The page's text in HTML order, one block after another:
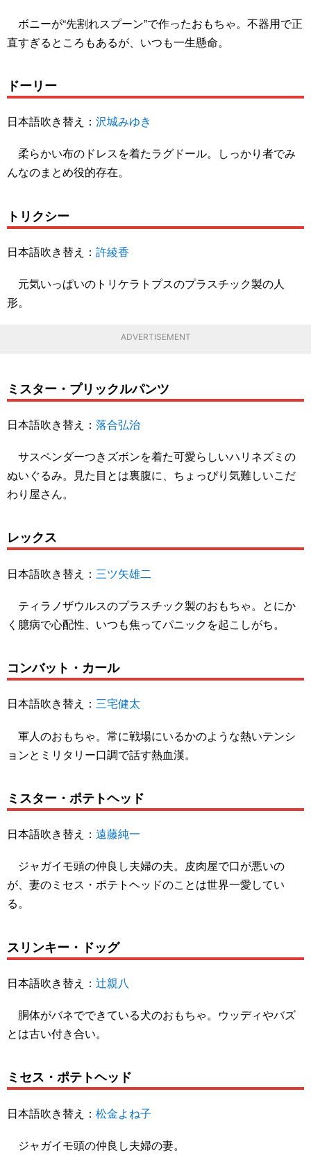
ボニーが“先割れスプーン”で作ったおもちゃ。不器用で正
直すぎるところもあるが、いつも一生懸命。
ドーリー
日本語吹き替え： 沢城みゆき
柔らかい布のドレスを着たラグドール。しっかり者でみ
んなのまとめ役的存在。
トリクシー
日本語吹き替え： 許綾香
元気いっぱいのトリケラトプスのプラスチック製の人
形。
ADVERTISEMENT
ミスター・プリックルパンツ
日本語吹き替え： 落合弘治
サスペンダーつきズボンを着た可愛らしいハリネズミの
ぬいぐるみ。見た目とは裏腹に、ちょっぴり気難しいこだ
わり屋さん。
レックス
日本語吹き替え： 三ツ矢雄二
ティラノザウルスのプラスチック製のおもちゃ。とにか
く臆病で心配性、いつも焦ってパニックを起こしがち。
コンバット・カール
日本語吹き替え： 三宅健太
軍人のおもちゃ。常に戦場にいるかのような熱いテンシ
ョンとミリタリー口調で話す熱血漢。
ミスター・ポテトヘッド
日本語吹き替え： 遠藤純一
ジャガイモ頭の仲良し夫婦の夫。皮肉屋で口が悪いの
が、妻のミセス・ポテトヘッドのことは世界一愛してい
る。
スリンキー・ドッグ
日本語吹き替え： 辻親八
胴体がバネでできている犬のおもちゃ。ウッディやバズ
とは古い付き合い。
ミセス・ポテトヘッド
日本語吹き替え： 松金よね子
ジャガイモ頭の仲良し夫婦の妻。